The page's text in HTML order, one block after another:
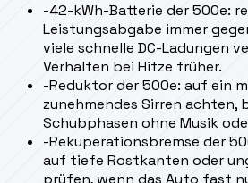
-42-kWh-Batterie der 500e:
Leistungsabgabe immer
viele schnelle DC-Ladungen
Verhalten bei Hitze früher.
-Reduktor der 500e: auf ein
zunehmendes Sirren achten,
Schubphasen ohne Musik
-Rekuperationsbremse der
auf tiefe Rostkanten oder
prüfen, wenn das Auto fast